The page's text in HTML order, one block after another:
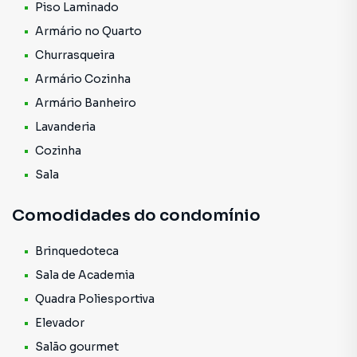
O valor de venda é de R$ 320.000,00.
O condomínio Parque Residencial Sapopemba oferece
Brinquedoteca
Academia
Quadra poliesportiva
Churrasqueira
Salão de festas
Portaria 24 horas
Guarita com segurança
LOCALIZAÇÃO
Piso Laminado
Armário no Quarto
Churrasqueira
Armário Cozinha
Armário Banheiro
Lavanderia
Cozinha
Sala
Comodidades do condomínio
Brinquedoteca
Sala de Academia
Quadra Poliesportiva
Elevador
Salão gourmet